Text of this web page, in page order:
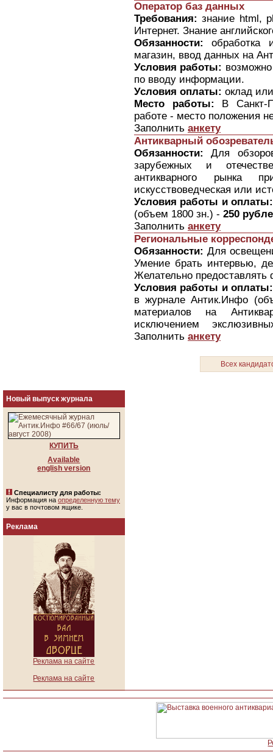
Оператор баз данных
Требования: знание html,
Интернет. Знание
Обязанности:
обработка
магазин, ввод данных на
Условия работы:
по вводу информации.
Условия оплаты: оклад
Место работы: В Санкт-
работе - место положения
Заполнить анкету
Антикварный
Обязанности:
Для
зарубежных и
антикварного рынка
искусствоведческая или
Условия работы и оплаты:
(объем 1800 зн.) - 250
Заполнить анкету
Региональные
Обязанности: Для
Умение брать интервью,
Желательно предоставлять
Условия работы и оплаты:
в журнале Антик.Инфо
материалов на
исключением
Заполнить анкету
Всех
Новый выпуск журнала
КУПИТЬ
Available
english version
Специалисту для работы:
Информация на определенную тему
у вас в почтовом ящике.
Реклама
Реклама на сайте
Реклама на сайте